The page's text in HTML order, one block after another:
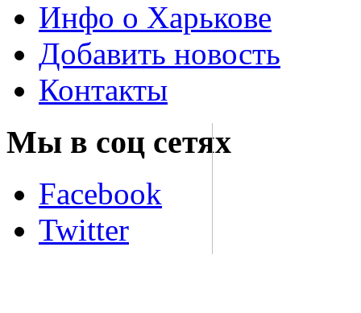
Инфо о Харькове
Добавить новость
Контакты
Мы в соц сетях
Facebook
Twitter